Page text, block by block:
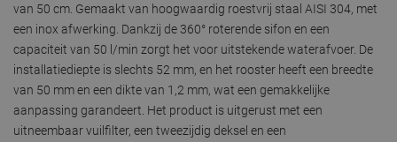
van 50 cm. Gemaakt van hoogwaardig roestvrij staal AISI 304, met
een inox afwerking. Dankzij de 360° roterende sifon en een
capaciteit van 50 l/min zorgt het voor uitstekende waterafvoer. De
installatiediepte is slechts 52 mm, en het rooster heeft een breedte
van 50 mm en een dikte van 1,2 mm, wat een gemakkelijke
aanpassing garandeert. Het product is uitgerust met een
uitneembaar vuilfilter, een tweezijdig deksel en een